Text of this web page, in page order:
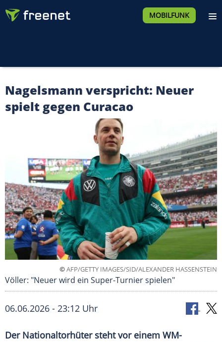
MOBILFUNK
Nagelsmann verspricht: Neuer
spielt gegen Curacao
©AFP/GETTY IMAGES/SID/ALEXANDER HASSENSTEIN
Völler: "Neuer wird ein Super-Turnier spielen"
06.06.2026 - 23:12 Uhr
Der Nationaltorhüter steht vor einem WM-